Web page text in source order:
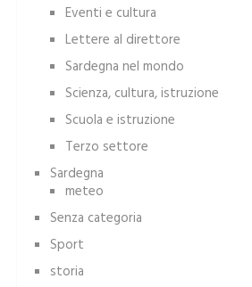
Eventi e cultura
Lettere al direttore
Sardegna nel mondo
Scienza, cultura, istruzione
Scuola e istruzione
Terzo settore
Sardegna
meteo
Senza categoria
Sport
storia